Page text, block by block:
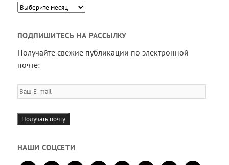
Архив
ПОДПИШИТЕСЬ НА РАССЫЛКУ
Получайте свежие публикации по электронной
почте:
Ваш
E-
mail
Получать почту
НАШИ СОЦСЕТИ